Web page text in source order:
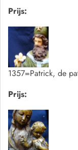
Prijs:
1357=Patrick, de
Prijs: